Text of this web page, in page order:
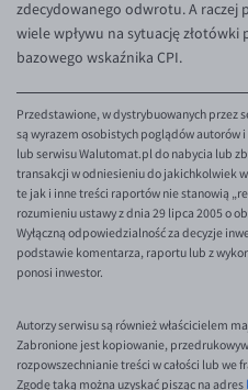
EUR/RON
EUR/SGD
EUR/TRY
EUR/ZAR
GBP/USD
USD/CHF
GBP/CHF
zdecydowanego odwrotu. A raczej
wiele wpływu na sytuację
bazowego wskaźnika CPI.
Przedstawione, w dystrybuowanych przez
są wyrazem osobistych poglądów
lub serwisu Walutomat.pl do nabycia lub
transakcji w odniesieniu do jakichkolwiek
te jak i inne treści raportów nie stanowią
rozumieniu ustawy z dnia 29 lipca 2005 o
Wyłączną odpowiedzialność za decyzje
podstawie komentarza, raportu lub z
ponosi inwestor.
Autorzy serwisu są również właścicielem
Zabronione jest kopiowanie,
rozpowszechnianie treści w całości lub we
Zgodę taką można uzyskać pisząc na adres